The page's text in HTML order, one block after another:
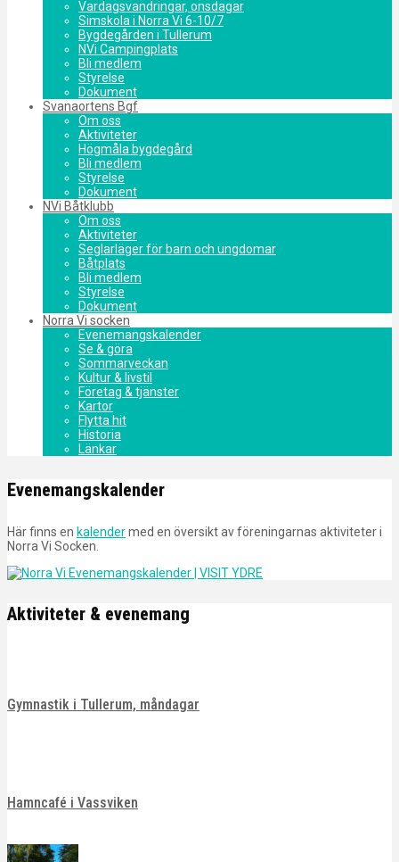
Vardagsvandringar, onsdagar
Simskola i Norra Vi 6-10/7
Bygdegården i Tullerum
NVi Campingplats
Bli medlem
Styrelse
Dokument
Svanaortens Bgf
Om oss
Aktiviteter
Högmåla bygdegård
Bli medlem
Styrelse
Dokument
NVi Båtklubb
Om oss
Aktiviteter
Seglarläger för barn och ungdomar
Båtplats
Bli medlem
Styrelse
Dokument
Norra Vi socken
Evenemangskalender
Se & göra
Sommarveckan
Kultur & livstil
Företag & tjänster
Kartor
Flytta hit
Historia
Länkar
Evenemangskalender
Här finns en kalendermed en översikt av föreningarnas aktiviteter i
Norra Vi Socken.
Aktiviteter & evenemang
Gymnastik i Tullerum, måndagar
Hamncafé i Vassviken